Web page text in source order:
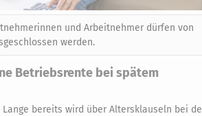
und Arbeitnehmer dürfen von
werden.
Betriebsrente bei spätem
Lange bereits wird über Altersklauseln bei